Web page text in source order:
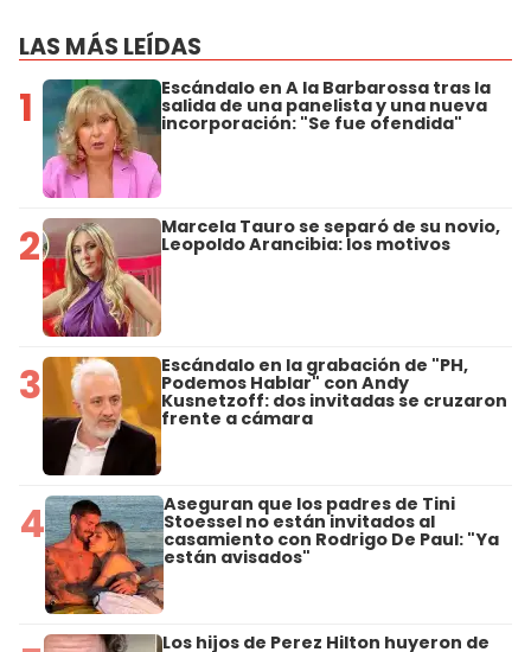
LAS MÁS LEÍDAS
1 Escándalo en A la Barbarossa tras la
salida de una panelista y una nueva
incorporación: "Se fue ofendida"
2 Marcela Tauro se separó de su novio,
Leopoldo Arancibia: los motivos
3 Escándalo en la grabación de "PH,
Podemos Hablar" con Andy
Kusnetzoff: dos invitadas se cruzaron
frente a cámara
4 Aseguran que los padres de Tini
Stoessel no están invitados al
casamiento con Rodrigo De Paul: "Ya
están avisados"
Los hijos de Perez Hilton huyeron de